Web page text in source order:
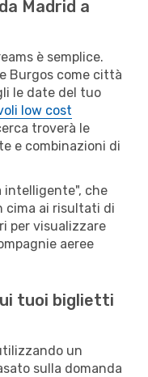
Madrid a
è semplice.
Burgos come città
le date del tuo
low cost
troverà le
e combinazioni di
intelligente", che
cima ai risultati di
per visualizzare
aeree
tuoi biglietti
un
sulla domanda